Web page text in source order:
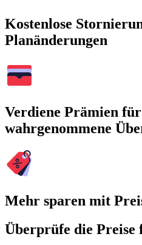
Kostenlose
Planänderungen
Verdiene Prämien
wahrgenommene
Mehr sparen mit
Überprüfe die Preise